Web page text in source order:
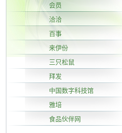
会员
洽洽
百事
来伊份
三只松鼠
拜发
中国数字科技馆
雅培
食品伙伴网